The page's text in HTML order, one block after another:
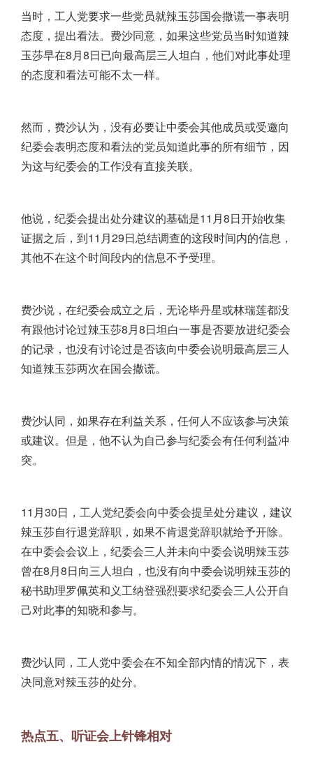
当时，工人党要求一些党员就辣玉莎国会撒谎一事表明
态度，提出看法。费沙同意，如果这些党员当时知道辣
玉莎早在8月8日已向最高层三人坦白，他们对此事处理
的态度和看法可能不太一样。
然而，费沙认为，没有必要让中委会其他成员或受邀向
纪委会表明态度和看法的党员知道此事的所有细节，因
为这与纪委会的工作没有直接关联。
他说，纪委会提出处分建议的基础是11月8日开始收集
证据之后，到11月29日总结调查的这段时间内的信息，
其他不在这个时间段内的信息不予受理。
费沙说，在纪委会成立之后，无论毕丹星或林瑞莲都没
有跟他讨论过辣玉莎8月8日坦白一事是否要放进纪委会
的记录，也没有讨论过是否该向中委会说明最高层三人
知道辣玉莎两次在国会撒谎。
费沙认同，如果存在利益关系，任何人不应该参与决策
或建议。但是，他不认为自己参与纪委会有任何利益冲
突。
11月30日，工人党纪委会向中委会提呈处分建议，建议
辣玉莎自行退党辞职，如果不肯退党辞职就给予开除。
在中委会会议上，纪委会三人并未向中委会说明辣玉莎
曾在8月8日向三人坦白，也没有向中委会说明辣玉莎的
秘书助理罗佩英和义工纳登强烈要求纪委会三人公开自
己对此事的知晓和参与。
费沙认同，工人党中委会在不知全部内情的情况下，表
决同意对辣玉莎的处分。
热点五、听证会上针锋相对